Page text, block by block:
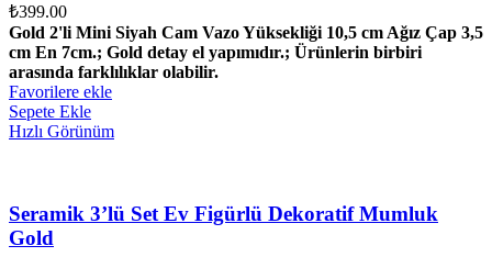
₺399.00
Gold 2'li Mini Siyah Cam Vazo Yüksekliği 10,5 cm Ağız Çap 3,5
cm En 7cm.; Gold detay el yapımıdır.; Ürünlerin birbiri
arasında farklılıklar olabilir.
Favorilere ekle
Sepete Ekle
Hızlı Görünüm
Seramik 3’lü Set Ev Figürlü Dekoratif Mumluk
Gold